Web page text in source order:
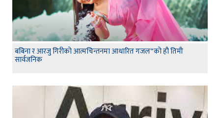
बबिना र आरजु गिरीको आत्मचिन्तनमा आधारित गजल“को हौ तिमी
सार्वजनिक